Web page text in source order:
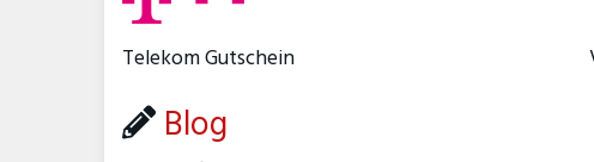
Telekom Gutschein
Blog